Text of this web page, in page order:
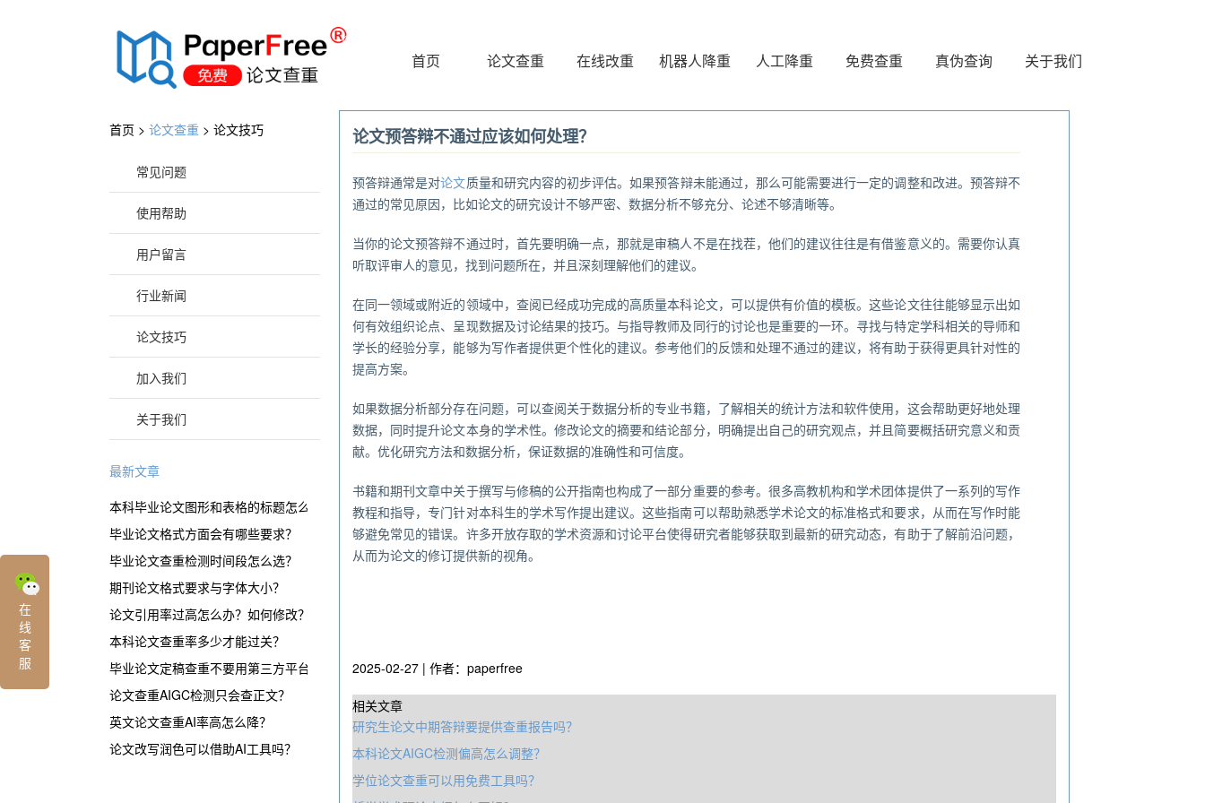
®
首页 论文查重 在线改重 机器人降重 人工降重 免费查重 真伪查询 关于我们
首页 > 论文查重 > 论文技巧
常见问题
使用帮助
用户留言
行业新闻
论文技巧
加入我们
关于我们
最新文章
本科毕业论文图形和表格的标题怎么表示？
毕业论文格式方面会有哪些要求？
毕业论文查重检测时间段怎么选？
期刊论文格式要求与字体大小？
论文引用率过高怎么办？如何修改？
本科论文查重率多少才能过关？
毕业论文定稿查重不要用第三方平台？
论文查重AIGC检测只会查正文？
英文论文查重AI率高怎么降？
论文改写润色可以借助AI工具吗？
论文预答辩不通过应该如何处理？
预答辩通常是对论文质量和研究内容的初步评估。如果预答辩未能通过，那么可能需要进行一定的调整和改进。预答辩不
通过的常见原因，比如论文的研究设计不够严密、数据分析不够充分、论述不够清晰等。
当你的论文预答辩不通过时，首先要明确一点，那就是审稿人不是在找茬，他们的建议往往是有借鉴意义的。需要你认真
听取评审人的意见，找到问题所在，并且深刻理解他们的建议。
在同一领域或附近的领域中，查阅已经成功完成的高质量本科论文，可以提供有价值的模板。这些论文往往能够显示出如
何有效组织论点、呈现数据及讨论结果的技巧。与指导教师及同行的讨论也是重要的一环。寻找与特定学科相关的导师和
学长的经验分享，能够为写作者提供更个性化的建议。参考他们的反馈和处理不通过的建议，将有助于获得更具针对性的
提高方案。
如果数据分析部分存在问题，可以查阅关于数据分析的专业书籍，了解相关的统计方法和软件使用，这会帮助更好地处理
数据，同时提升论文本身的学术性。修改论文的摘要和结论部分，明确提出自己的研究观点，并且简要概括研究意义和贡
献。优化研究方法和数据分析，保证数据的准确性和可信度。
书籍和期刊文章中关于撰写与修稿的公开指南也构成了一部分重要的参考。很多高教机构和学术团体提供了一系列的写作
教程和指导，专门针对本科生的学术写作提出建议。这些指南可以帮助熟悉学术论文的标准格式和要求，从而在写作时能
够避免常见的错误。许多开放存取的学术资源和讨论平台使得研究者能够获取到最新的研究动态，有助于了解前沿问题，
从而为论文的修订提供新的视角。
2025-02-27 | 作者：paperfree
相关文章
研究生论文中期答辩要提供查重报告吗？
本科论文AIGC检测偏高怎么调整？
学位论文查重可以用免费工具吗？
在
线
客
服